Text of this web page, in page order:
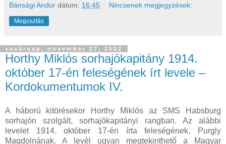
Bánsági Andor dátum: 16:45 Nincsenek megjegyzések:
Megosztás
vasárnap, november 27, 2022
Horthy Miklós sorhajókapitány 1914.
október 17-én feleségének írt levele –
Kordokumentumok IV.
A háború kitörésekor Horthy Miklós az SMS Habsburg
sorhajón szolgált, sorhajókapitányi rangban. Az alábbi
levelet 1914. október 17-én írta feleségének, Purgly
Magdolnának. A levél ugyan megtekinthető a Magyar